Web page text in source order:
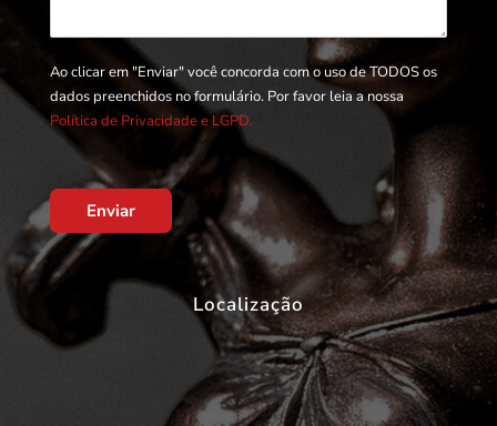
Ao clicar em "Enviar" você concorda com o uso de TODOS os
dados preenchidos no formulário. Por favor leia a nossa
Política de Privacidade e LGPD.
Enviar
Localização